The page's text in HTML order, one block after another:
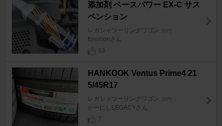
添加剤 ベースパワー EX-C サス
ペンション
レガシィツーリングワゴン [BP]
foremonさん
33
HANKOOK Ventus Prime4 21
5/45R17
レガシィツーリングワゴン [BP]
かーにしLEGACYさん
7